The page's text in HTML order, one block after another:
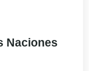
Naciones